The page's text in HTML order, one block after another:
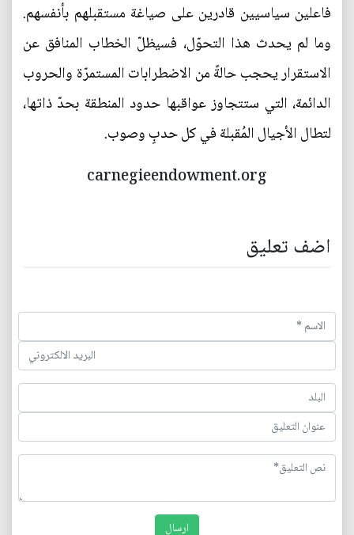
فاعلين سياسيين قادرين على صياغة مستقبلهم بأنفسهم.
وما لم يحدث هذا التحوّل، فسيظلّ الخطاب المنافق عن
الاستقرار يحجب حالةً من الاضطرابات المستمرّة والحروب
الدائمة، التي ستتجاوز عواقبها حدود المنطقة بحدّ ذاتها،
لتطال الأجيال المُقبلة في كل حدبٍ وصوب.
carnegieendowment.org
اضف تعليق